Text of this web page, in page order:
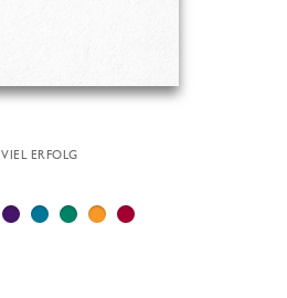
VIEL ERFOLG